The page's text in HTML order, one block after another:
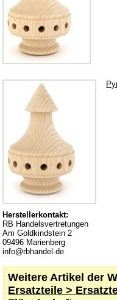
Holz Grillzange
Holz Dosierlöffel
Holz Teller &
Verschiedene
Accessoires und
Service
Datenschutz
Newsletter
Warenkorb
Zahlung
Versand
Lieferzeit
AGB
Herstellerkontakt:
RB Handelsvertretungen
Am Goldkindstein 2
09496 Marienberg
info@rbhandel.de
Weitere Artikel der
Ersatzteile >